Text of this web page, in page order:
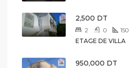
2,500 DT
2 0 150
ETAGE DE VILLA
950,000 DT